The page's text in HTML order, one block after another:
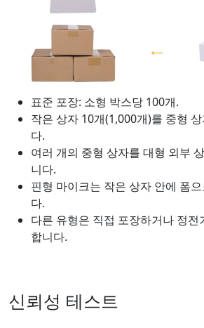
표준 포장: 소형 박스당 100개.
작은 상자 10개(1,000개)를 중형
다.
여러 개의 중형 상자를 대형 외부
니다.
핀형 마이크는 작은 상자 안에 폼
다.
다른 유형은 직접 포장하거나 정전
합니다.
신뢰성 테스트